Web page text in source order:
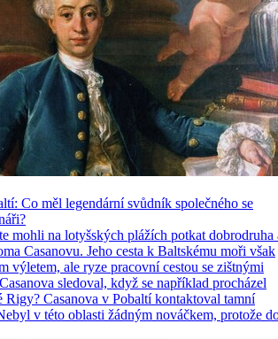
Co měl legendární svůdník společného se
mohli na lotyšských plážích potkat dobrodruha
Casanovu. Jeho cesta k Baltskému moři však
výletem, ale ryze pracovní cestou se zištnými
sledoval, když se například procházel
Rigy? Casanova v Pobaltí kontaktoval tamní
v této oblasti žádným nováčkem, protože